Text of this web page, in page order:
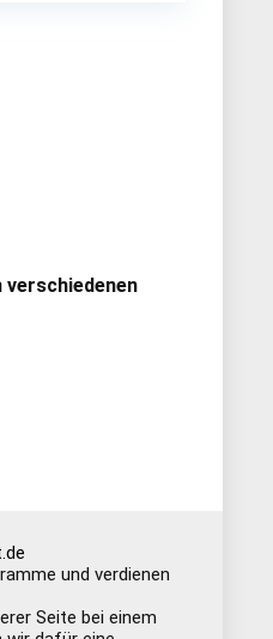
verschiedenen
und verdienen
Seite bei einem